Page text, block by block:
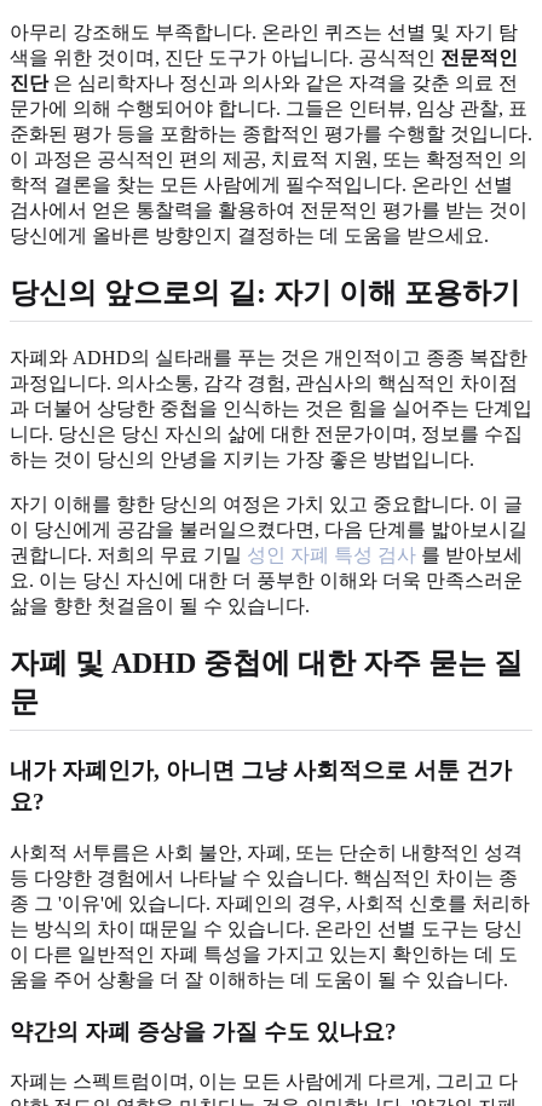
아무리 강조해도 부족합니다. 온라인 퀴즈는 선별 및 자기 탐
색을 위한 것이며, 진단 도구가 아닙니다. 공식적인 전문적인
진단은 심리학자나 정신과 의사와 같은 자격을 갖춘 의료 전
문가에 의해 수행되어야 합니다. 그들은 인터뷰, 임상 관찰, 표
준화된 평가 등을 포함하는 종합적인 평가를 수행할 것입니다.
이 과정은 공식적인 편의 제공, 치료적 지원, 또는 확정적인 의
학적 결론을 찾는 모든 사람에게 필수적입니다. 온라인 선별
검사에서 얻은 통찰력을 활용하여 전문적인 평가를 받는 것이
당신에게 올바른 방향인지 결정하는 데 도움을 받으세요.
당신의 앞으로의 길: 자기 이해 포용하기
자폐와 ADHD의 실타래를 푸는 것은 개인적이고 종종 복잡한
과정입니다. 의사소통, 감각 경험, 관심사의 핵심적인 차이점
과 더불어 상당한 중첩을 인식하는 것은 힘을 실어주는 단계입
니다. 당신은 당신 자신의 삶에 대한 전문가이며, 정보를 수집
하는 것이 당신의 안녕을 지키는 가장 좋은 방법입니다.
자기 이해를 향한 당신의 여정은 가치 있고 중요합니다. 이 글
이 당신에게 공감을 불러일으켰다면, 다음 단계를 밟아보시길
권합니다. 저희의 무료 기밀 성인 자폐 특성 검사 를 받아보세
요. 이는 당신 자신에 대한 더 풍부한 이해와 더욱 만족스러운
삶을 향한 첫걸음이 될 수 있습니다.
자폐 및 ADHD 중첩에 대한 자주 묻는 질
문
내가 자폐인가, 아니면 그냥 사회적으로 서툰 건가
요?
사회적 서투름은 사회 불안, 자폐, 또는 단순히 내향적인 성격
등 다양한 경험에서 나타날 수 있습니다. 핵심적인 차이는 종
종 그 '이유'에 있습니다. 자폐인의 경우, 사회적 신호를 처리하
는 방식의 차이 때문일 수 있습니다. 온라인 선별 도구는 당신
이 다른 일반적인 자폐 특성을 가지고 있는지 확인하는 데 도
움을 주어 상황을 더 잘 이해하는 데 도움이 될 수 있습니다.
약간의 자폐 증상을 가질 수도 있나요?
자폐는 스펙트럼이며, 이는 모든 사람에게 다르게, 그리고 다